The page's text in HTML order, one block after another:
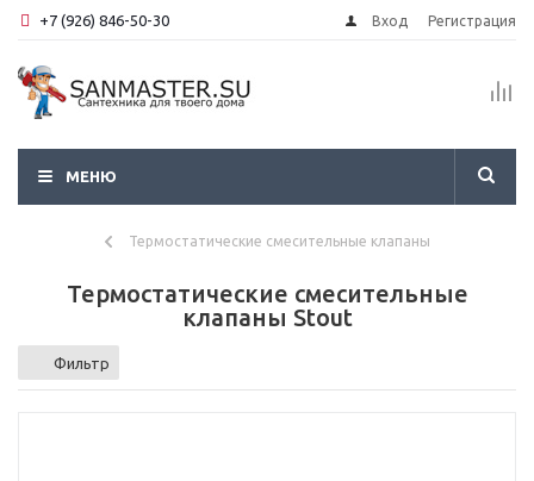
+7 (926) 846-50-30 Вход Регистрация
МЕНЮ
Термостатические смесительные клапаны
Термостатические смесительные
клапаны Stout
Фильтр